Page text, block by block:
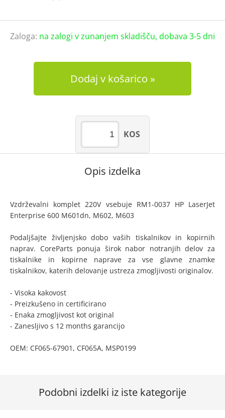
Zaloga: na zalogi v zunanjem skladišču, dobava 3-5 dni
Dodaj v košarico
KOS
Opis izdelka
Vzdrževalni komplet 220V vsebuje RM1-0037 HP LaserJet
Enterprise 600 M601dn, M602, M603
Podaljšajte življenjsko dobo vaših tiskalnikov in kopirnih
naprav. CoreParts ponuja širok nabor notranjih delov za
tiskalnike in kopirne naprave za vse glavne znamke
tiskalnikov, katerih delovanje ustreza zmogljivosti originalov.
- Visoka kakovost
- Preizkušeno in certificirano
- Enaka zmogljivost kot original
- Zanesljivo s 12 months garancijo
OEM: CF065-67901, CF065A, MSP0199
Podobni izdelki iz iste kategorije